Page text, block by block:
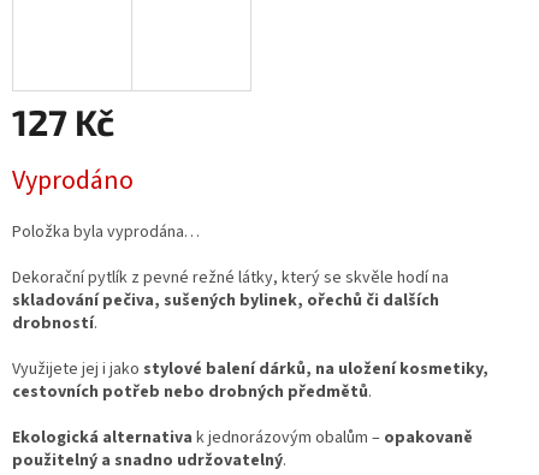
127 Kč
cena:
Vyprodáno
Položka byla vyprodána…
Dekorační pytlík z pevné režné látky, který se skvěle hodí na
skladování pečiva, sušených bylinek, ořechů či dalších
drobností.
Využijete jej i jako stylové balení dárků, na uložení kosmetiky,
cestovních potřeb nebo drobných předmětů.
Ekologická alternativa k jednorázovým obalům – opakovaně
použitelný a snadno udržovatelný.